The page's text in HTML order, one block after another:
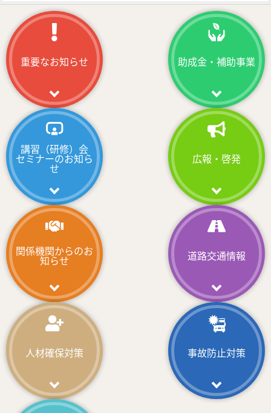
健康起因事故防止並びに車輪脱落事故防止に係る緊急
要請について
2026/07/29
助成金・補助事業
令和８年度事故防止対策支援推進事業（運行管理の高
度化・過労運転防止・社内安全教育・健康起因事故防
止）について
2026/07/28
「デンソーエアリービーズ連携企画」うねめ祭りおど
り練習会とクリーンアクティビティ（清掃活動）を実施
しました
2026/07/28
広報・啓発
第４９回トラックドライバー・コンテストを開催しま
した
2026/07/28
広報・啓発
（公社）福島県トラック協会女性部会令和８年度「定
時総会」が開催されました
2026/07/28
関係機関からのお知らせ
福島県警察高速道路交通警察隊ハイウェイ・ニュー
ス（R8.7.25発生 東北自動車道死亡事故）
2026/07/28
重要なお知らせ 助成金・補助事業
講習（研修）会
セミナーのお知ら
せ
広報・啓発
関係機関からのお
知らせ 道路交通情報
人材確保対策 事故防止対策